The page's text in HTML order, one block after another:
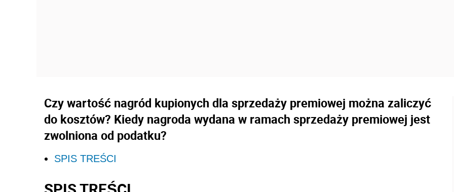
Czy wartość nagród kupionych dla sprzedaży premiowej można zaliczyć
do kosztów? Kiedy nagroda wydana w ramach sprzedaży premiowej jest
zwolniona od podatku?
SPIS TREŚCI